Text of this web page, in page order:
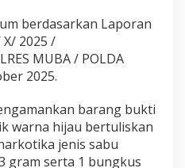
berdasarkan Laporan
2025 /
MUBA / POLDA
2025.
barang bukti
warna hijau bertuliskan
jenis sabu
gram serta 1 bungkus